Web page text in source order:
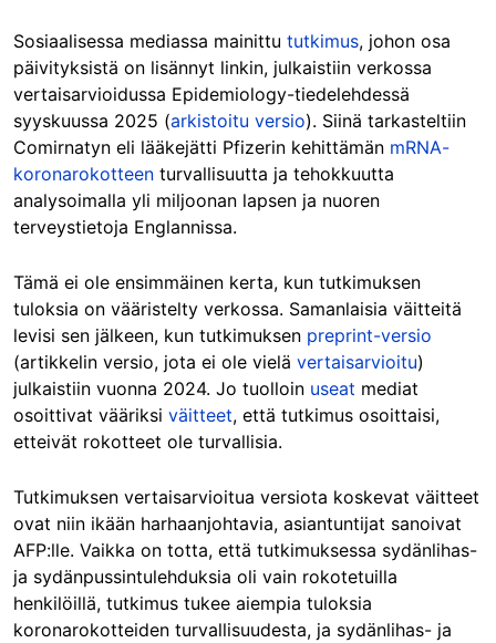
Sosiaalisessa mediassa mainittu tutkimus, johon osa
päivityksistä on lisännyt linkin, julkaistiin verkossa
vertaisarvioidussa Epidemiology-tiedelehdessä
syyskuussa 2025 (arkistoitu versio). Siinä tarkasteltiin
Comirnatyn eli lääkejätti Pfizerin kehittämän mRNA-
koronarokotteen turvallisuutta ja tehokkuutta
analysoimalla yli miljoonan lapsen ja nuoren
terveystietoja Englannissa.
Tämä ei ole ensimmäinen kerta, kun tutkimuksen
tuloksia on vääristelty verkossa. Samanlaisia väitteitä
levisi sen jälkeen, kun tutkimuksen preprint-versio
(artikkelin versio, jota ei ole vielä vertaisarvioitu)
julkaistiin vuonna 2024. Jo tuolloin useat mediat
osoittivat vääriksi väitteet, että tutkimus osoittaisi,
etteivät rokotteet ole turvallisia.
Tutkimuksen vertaisarvioitua versiota koskevat väitteet
ovat niin ikään harhaanjohtavia, asiantuntijat sanoivat
AFP:lle. Vaikka on totta, että tutkimuksessa sydänlihas-
ja sydänpussintulehduksia oli vain rokotetuilla
henkilöillä, tutkimus tukee aiempia tuloksia
koronarokotteiden turvallisuudesta, ja sydänlihas- ja